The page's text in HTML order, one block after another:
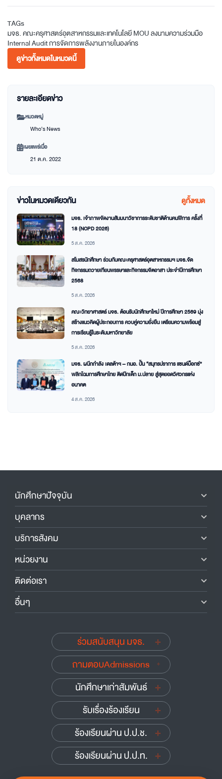
TAGs
มจธ.คณะครุศาสตร์อุตสาหกรรมและเทคโนโลยีMOUลงนามความร่วมมือ
Internal Auditการจัดการพลังงานภายในองค์กร
ดูข่าวทั้งหมดในหมวดนี้
รายละเอียดข่าว
หมวดหมู่
Who’s News
เผยแพร่เมื่อ
21 ต.ค. 2022
ข่าวในหมวดเดียวกัน ดูทั้งหมด
มจธ. เจ้าภาพจัดงานสัมมนาวิชาการระดับชาติด้านคนพิการ ครั้งที่
18 (NCPD 2026)
5 ส.ค. 2026
สโมสรนักศึกษา ร่วมกับคณะครุศาสตร์อุตสาหกรรมฯ มจธ.จัด
กิจกรรมถวายเทียนพรรษาและกิจกรรมจิตอาสา ประจำปีการศึกษา
2568
5 ส.ค. 2026
คณะวิทยาศาสตร์ มจธ. ต้อนรับนักศึกษาใหม่ ปีการศึกษา 2569 มุ่ง
สร้างแนวคิดผู้ประกอบการ ควบคู่ความยั่งยืน เตรียมความพร้อมสู่
การเรียนรู้ในระดับมหาวิทยาลัย
5 ส.ค. 2026
มจธ. ผนึกกำลัง เดลต้าฯ – กนอ. ปั้น “สมุทรปราการ แซนด์บ็อกซ์”
พลิกโฉมการศึกษาไทย ติดปีกเด็ก ม.ปลาย สู่สุดยอดวิศวกรแห่ง
อนาคต
4 ส.ค. 2026
นักศึกษาปัจจุบัน
บุคลากร
บริการสังคม
หน่วยงาน
ติดต่อเรา
อื่นๆ
ร่วมสนับสนุน มจธ.
ถามตอบAdmissions
นักศึกษาเก่าสัมพันธ์
รับเรื่องร้องเรียน
ร้องเรียนผ่าน ป.ป.ช.
ร้องเรียนผ่าน ป.ป.ท.